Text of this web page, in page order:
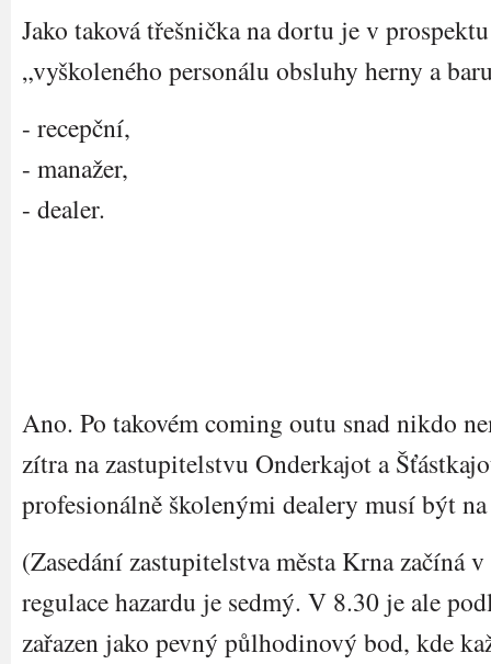
Jako taková třešnička na dortu je v
„vyškoleného personálu obsluhy herny a
- recepční,
- manažer,
- dealer.
Ano. Po takovém coming outu snad nikdo
zítra na zastupitelstvu Onderkajot a
profesionálně školenými dealery musí být
(Zasedání zastupitelstva města Krna začíná
regulace hazardu je sedmý. V 8.30 je ale
zařazen jako pevný půlhodinový bod, kde